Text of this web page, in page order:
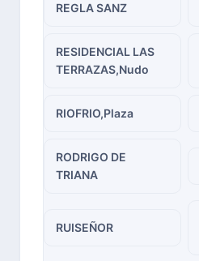
REGLA SANZ
RESIDENCIAL LAS
TERRAZAS,Nudo
RIOFRIO,Plaza
RODRIGO DE
TRIANA
RUISEÑOR